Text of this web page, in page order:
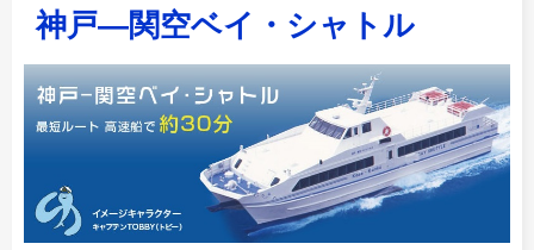
神戸―関空ベイ・シャトル